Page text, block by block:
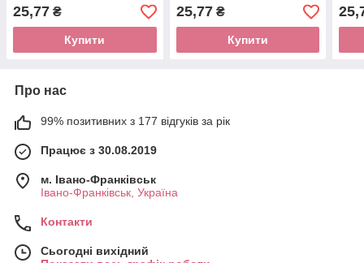
25,77 ₴
Купити
25,77₴
Купити
Про нас
99% позитивних з 177 відгуків за рік
Працює з 30.08.2019
м. Івано-Франківськ
Івано-Франківськ, Україна
Контакти
Сьогодні вихідний